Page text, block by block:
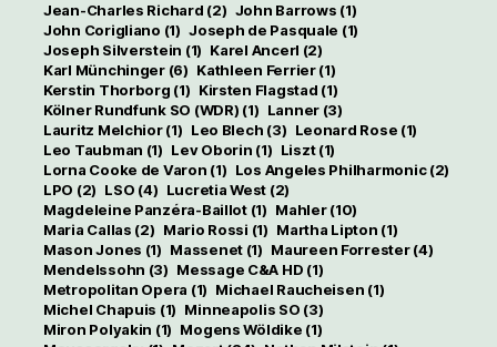
Jean-Charles Richard (2) John Barrows (1)
John Corigliano (1) Joseph de Pasquale (1)
Joseph Silverstein (1) Karel Ancerl (2)
Karl Münchinger(6) Kathleen Ferrier(1)
Kerstin Thorborg (1) Kirsten Flagstad (1)
Kölner Rundfunk SO (WDR) (1) Lanner (3)
Lauritz Melchior(1) Leo Blech (3) Leonard Rose (1)
Leo Taubman (1) Lev Oborin (1) Liszt(1)
Lorna Cooke de Varon (1) Los Angeles Philharmonic(2)
LPO (2) LSO (4) Lucretia West (2)
Magdeleine Panzéra-Baillot(1) Mahler(10)
Maria Callas (2) Mario Rossi (1) Martha Lipton (1)
Mason Jones (1) Massenet(1) Maureen Forrester(4)
Mendelssohn (3) Message C&A HD (1)
Metropolitan Opera (1) Michael Raucheisen (1)
Michel Chapuis (1) Minneapolis SO (3)
Miron Polyakin (1) Mogens Wöldike (1)